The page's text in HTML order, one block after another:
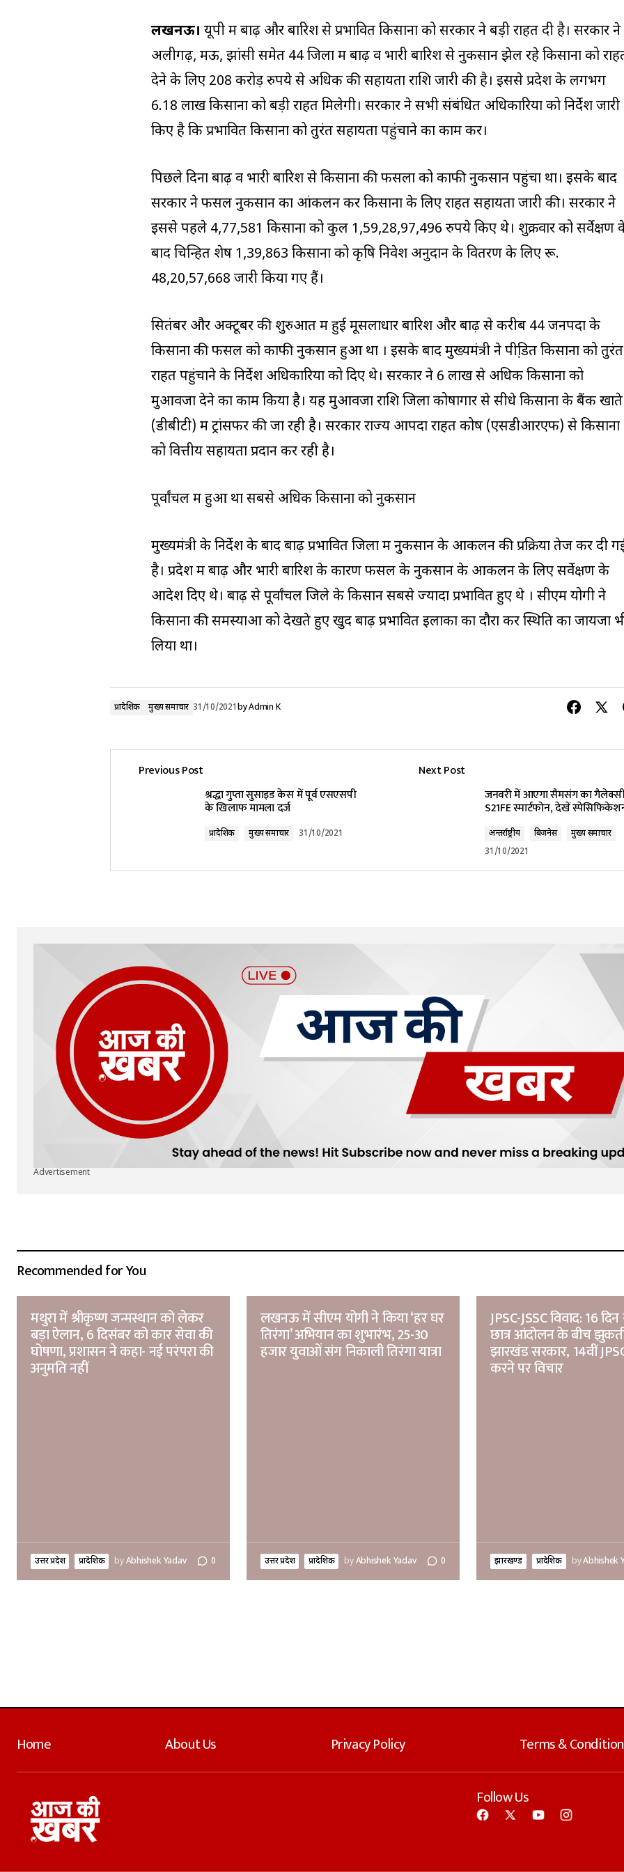
लखनऊ। यूपी में बाढ़ और बारिश से प्रभावित किसानों को सरकार ने बड़ी राहत दी है। सरकार ने
अलीगढ़, मऊ, झांसी समेत 44 जिलों में बाढ़ व भारी बारिश से नुकसान झेल रहे किसानों को
देने के लिए 208 करोड़ रुपये से अधिक की सहायता राशि जारी की है। इससे प्रदेश के लगभग
6.18 लाख किसानों को बड़ी राहत मिलेगी। सरकार ने सभी संबंधित अधिकारियों को निर्देश जारी
किए है कि प्रभावित किसानों को तुरंत सहायता पहुंचाने का काम करें।
पिछले दिनों बाढ़ व भारी बारिश से किसानों की फसलों को काफी नुकसान पहुंचा था। इसके बाद
सरकार ने फसल नुकसान का आंकलन कर किसानों के लिए राहत सहायता जारी की। सरकार ने
इससे पहले 4,77,581 किसानों को कुल 1,59,28,97,496 रुपये किए थे। शुक्रवार को सर्वेक्षण
बाद चिन्हित शेष 1,39,863 किसानों को कृषि निवेश अनुदान के वितरण के लिए रू.
48,20,57,668 जारी किया गए हैं।
सितंबर और अक्टूबर की शुरुआत में हुई मूसलाधार बारिश और बाढ़ से करीब 44 जनपदों के
किसानों की फसल को काफी नुकसान हुआ था । इसके बाद मुख्‍यमंत्री ने पीडि़त किसानों को तुरंत
राहत पहुंचाने के निर्देश अधिकारियों को दिए थे। सरकार ने 6 लाख से अधिक किसानों को
मुआवजा देने का काम किया है। यह मुआवजा राशि जिला कोषागार से सीधे किसानों के बैंक खाते
(डीबीटी) में ट्रांसफर की जा रही है। सरकार राज्य आपदा राहत कोष (एसडीआरएफ) से किसानों
को वित्तीय सहायता प्रदान कर रही है।
पूर्वांचल में हुआ था सबसे अधिक किसानों को नुकसान
मुख्‍यमंत्री के निर्देश के बाद बाढ़ प्रभावित जिलों में नुकसान के आकलन की प्रक्रिया तेज कर दी
है। प्रदेश में बाढ़ और भारी बारिश के कारण फसल के नुकसान के आकलन के लिए सर्वेक्षण के
आदेश दिए थे। बाढ़ से पूर्वांचल जिले के किसान सबसे ज्यादा प्रभावित हुए थे । सीएम योगी ने
किसानों की समस्याओं को देखते हुए खुद बाढ़ प्रभावित इलाकों का दौरा कर स्थिति का जायजा
लिया था।
प्रादेशिक मुख्य समाचार 31/10/2021byAdmin K
Previous Post
श्रद्धा गुप्ता सुसाइड केस में पूर्व एसएसपी
के खिलाफ मामला दर्ज
प्रादेशिक मुख्य समाचार 31/10/2021
Next Post
जनवरी में आएगा सैमसंग का
S21FE स्मार्टफोन, देखें
अन्तर्राष्ट्रीय बिजनेस
मुख्य समाचार
31/10/2021
Advertisement
Recommended for You
मथुरा में श्रीकृष्ण जन्मस्थान को लेकर
बड़ा ऐलान, 6 दिसंबर को कार सेवा की
घोषणा, प्रशासन ने कहा- नई परंपरा की
अनुमति नहीं
उत्तर प्रदेश प्रादेशिक byAbhishek Yadav 0
लखनऊ में सीएम योगी ने किया ‘हर घर
तिरंगा’ अभियान का शुभारंभ, 25-30
हजार युवाओं संग निकाली तिरंगा यात्रा
उत्तर प्रदेश प्रादेशिक byAbhishek Yadav 0
JPSC-JSSC विवाद: 16
छात्र आंदोलन के बीच
झारखंड सरकार, 14वीं
करने पर विचार
झारखण्ड प्रादेशिक byAbhishek
Home About Us Privacy Policy Terms &
Follow Us